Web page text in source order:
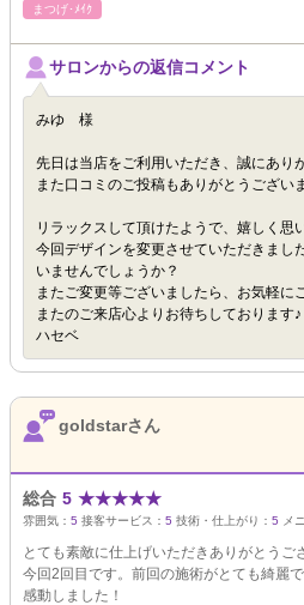
まつげ･ﾒｲｸ
サロンからの返信コメント
みゆ 様
先日は当店をご利用いただき、誠にあり
また口コミのご投稿もありがとうござい
リラックスして頂けたようで、嬉しく思
今回デザインを変更させていただきまし
いませんでしょうか？
またご変更等ございましたら、お気軽に
またのご来店心よりお待ちしております♪
ハセベ
goldstarさん
総合 5 ★★★★★
雰囲気： 5 接客サービス： 5 技術・仕上がり： 5 メ
とても素敵に仕上げいただきありがとうご
今回2回目です。前回の施術がとても綺麗
感動しました！